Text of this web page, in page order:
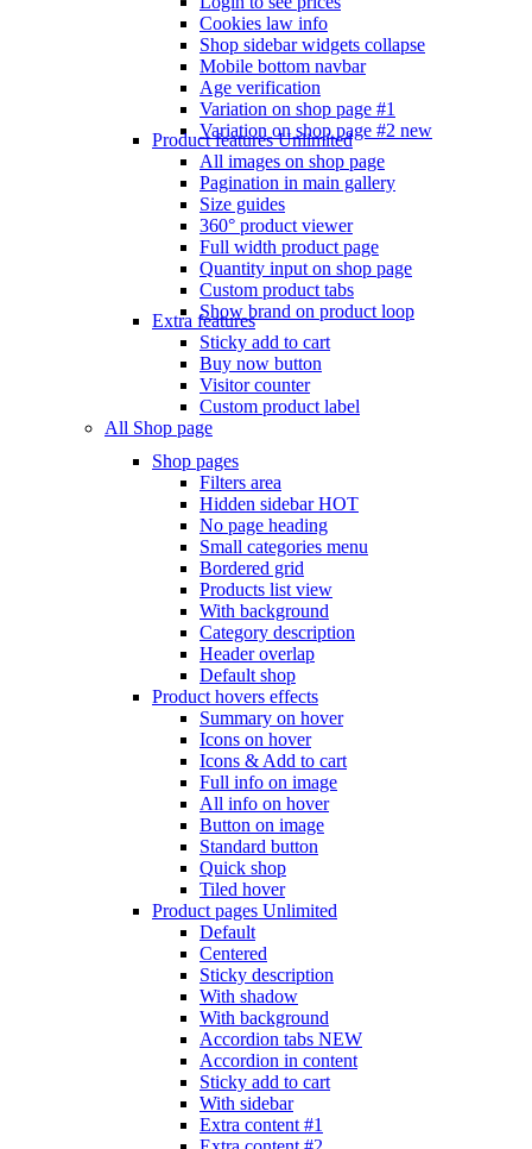
Cookies law info
Shop sidebar widgets collapse
Mobile bottom navbar
Age verification
Variation on shop page #1
Variation on shop page #2 new
Product featuresUnlimited
All images on shop page
Pagination in main gallery
Size guides
360° product viewer
Full width product page
Quantity input on shop page
Custom product tabs
Show brand on product loop
Extra features
Sticky add to cart
Buy now button
Visitor counter
Custom product label
All Shop page
Shop pages
Filters area
Hidden sidebarHOT
No page heading
Small categories menu
Bordered grid
Products list view
With background
Category description
Header overlap
Default shop
Product hovers effects
Summary on hover
Icons on hover
Icons & Add to cart
Full info on image
All info on hover
Button on image
Standard button
Quick shop
Tiled hover
Product pages Unlimited
Default
Centered
Sticky description
With shadow
With background
Accordion tabs NEW
Accordion in content
Sticky add to cart
With sidebar
Extra content #1